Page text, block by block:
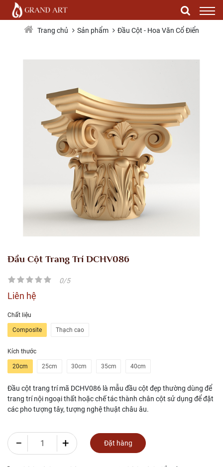
Đầu Cột Trang Trí DCHV086
Trang chủ Sản phẩm Đầu Cột - Hoa Văn Cổ Điển
Đầu Cột Trang Trí DCHV086
0/5
Liên hệ
Chất liệu
Composite Thạch cao
Kích thước
20cm 25cm 30cm 35cm 40cm
Đầu cột trang trí mã DCHV086 là mẫu đầu cột đẹp thường dùng để
trang trí nội ngoại thất hoặc chế tác thành chân cột sử dụng để đặt
các pho tượng tây, tượng nghệ thuật châu âu.
− + Đặt hàng